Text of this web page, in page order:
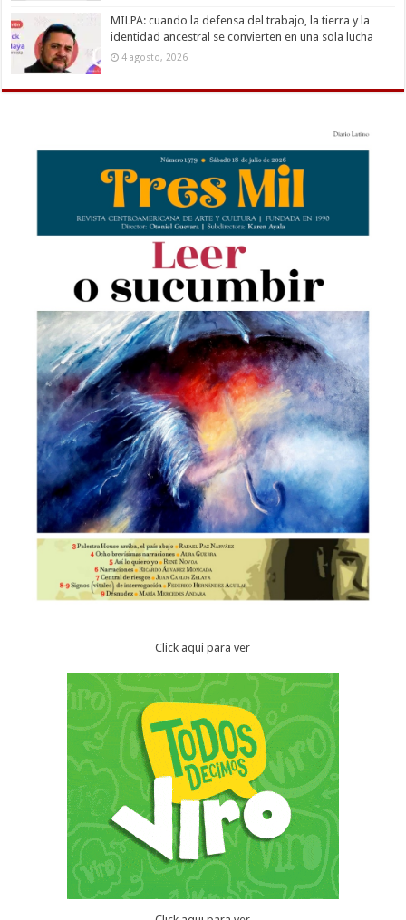
MILPA: cuando la defensa del trabajo, la tierra y la
identidad ancestral se convierten en una sola lucha
4 agosto, 2026
Click aqui para ver